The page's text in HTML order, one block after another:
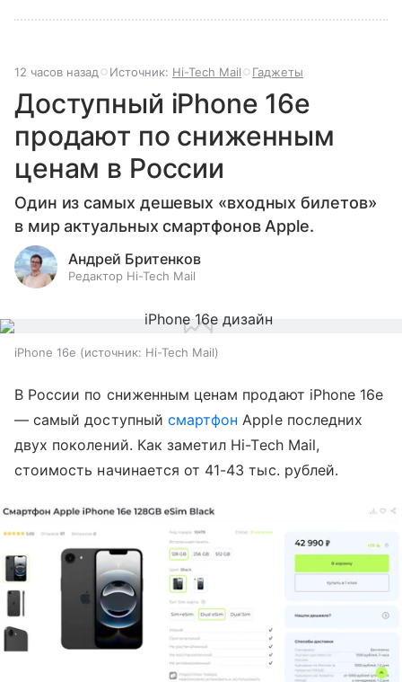
12 часов назад Источник: Hi-Tech Mail Гаджеты
Доступный iPhone 16e
продают по сниженным
ценам в России
Один из самых дешевых «входных билетов»
в мир актуальных смартфонов Apple.
Андрей Бритенков
Редактор Hi-Tech Mail
iPhone 16e источник: Hi-Tech Mail
В России по сниженным ценам продают iPhone 16e
— самый доступный смартфон Apple последних
двух поколений. Как заметил Hi-Tech Mail,
стоимость начинается от 41-43 тыс. рублей.